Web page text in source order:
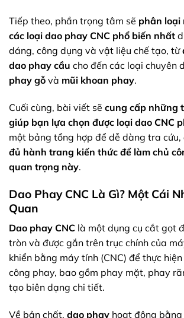
Tiếp theo, phần trọng tâm sẽ phân loại
các loại dao phay CNC phổ biến nhất
dáng, công dụng và vật liệu chế tạo, từ
dao phay cầu cho đến các loại chuyên
phay gỗ và mũi khoan phay.
Cuối cùng, bài viết sẽ cung cấp những
giúp bạn lựa chọn được loại dao CNC
một bảng tổng hợp để dễ dàng tra cứu,
đủ hành trang kiến thức để làm chủ
quan trọng này.
Dao Phay CNC Là Gì? Một Cái
Quan
Dao phay CNC là một dụng cụ cắt gọt
tròn và được gắn trên trục chính của
khiển bằng máy tính (CNC) để thực
công phay, bao gồm phay mặt, phay
tạo biên dạng chi tiết.
Về bản chất, dao phay hoạt động